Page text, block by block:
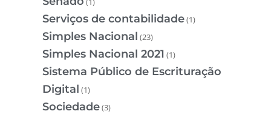
Serviços de contabilidade(1)
Simples Nacional (23)
Simples Nacional 2021 (1)
Sistema Público de Escrituração
Digital (1)
Sociedade(3)